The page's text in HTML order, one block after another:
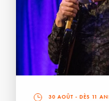
30 AOÛT - DÈS 11